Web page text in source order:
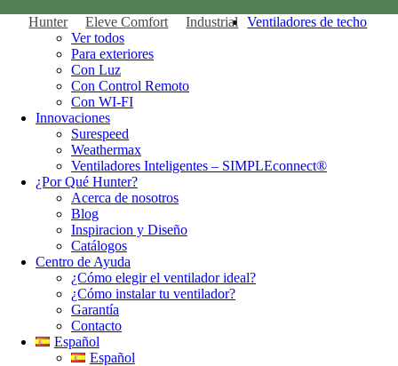
Hunter Eleve Comfort Industrial
Ventiladores de techo
Ver todos
Para exteriores
Con Luz
Con Control Remoto
Con WI-FI
Innovaciones
Surespeed
Weathermax
Ventiladores Inteligentes – SIMPLEconnect®
¿Por Qué Hunter?
Acerca de nosotros
Blog
Inspiracion y Diseño
Catálogos
Centro de Ayuda
¿Cómo elegir el ventilador ideal?
¿Cómo instalar tu ventilador?
Garantía
Contacto
Español
Español